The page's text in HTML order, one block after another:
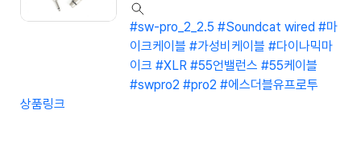
#sw-pro_2_2.5 #Soundcat wired #마
이크케이블 #가성비케이블 #다이나믹마
이크 #XLR #55언밸런스 #55케이블
#swpro2 #pro2 #에스더블유프로투
상품링크